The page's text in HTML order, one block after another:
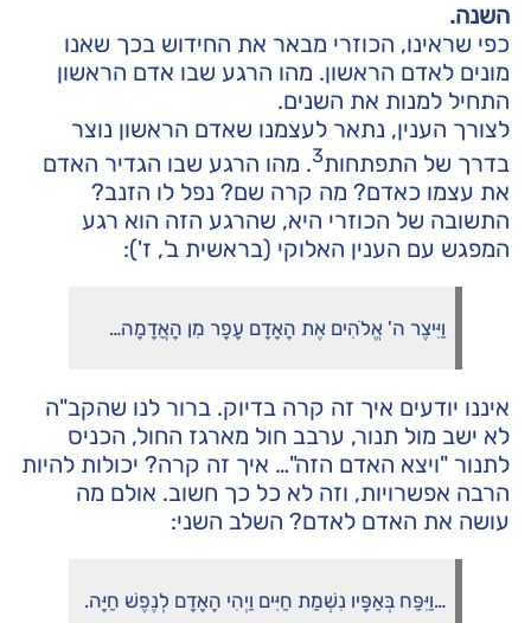
השנה.
כפי שראינו, הכוזרי מבאר את החידוש בכך שאנו
מונים לאדם הראשון. מהו הרגע שבו אדם הראשון
התחיל למנות את השנים.
לצורך הענין, נתאר לעצמנו שאדם הראשון נוצר
בדרך של התפתחות3. מהו הרגע שבו הגדיר האדם
את עצמו כאדם? מה קרה שם? נפל לו הזנב?
התשובה של הכוזרי היא, שהרגע הזה הוא רגע
המפגש עם הענין האלוקי (בראשית ב', ז'):
וַיִּיצֶר ה' אֱלֹהִים אֶת הָאָדָם עָפָר מִן הָאֲדָמָה…
איננו יודעים איך זה קרה בדיוק. ברור לנו שהקב"ה
לא ישב מול תנור, ערבב חול מארגז החול, הכניס
לתנור "ויצא האדם הזה"… איך זה קרה? יכולות להיות
הרבה אפשרויות, וזה לא כל כך חשוב. אולם מה
עושה את האדם לאדם? השלב השני:
…וַיִּפַּח בְּאַפָּיו נִשְׁמַת חַיִּים וַיְהִי הָאָדָם לְנֶפֶשׁ חַיָּה.